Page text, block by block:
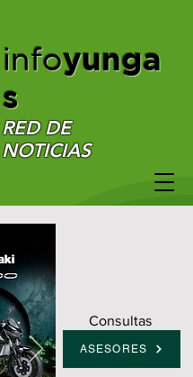
infoyunga
s
RED DE
NOTICIAS
Consultas
ASESORES